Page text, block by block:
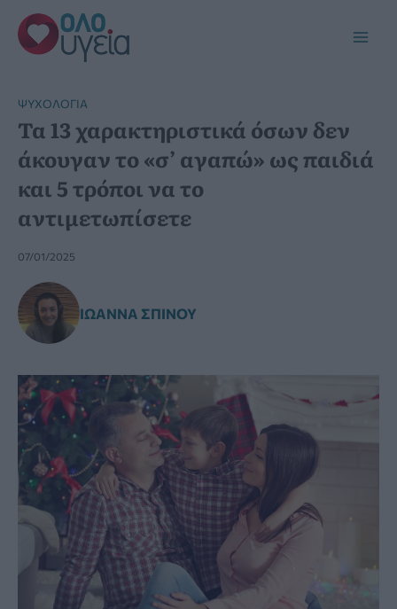
Μετάβαση
στο
περιεχόμενο
ΨΥΧΟΛΟΓΊΑ
Τα 13 χαρακτηριστικά όσων δεν
άκουγαν το «σ’ αγαπώ» ως παιδιά
και 5 τρόποι να το
αντιμετωπίσετε
07/01/2025
ΙΩΆΝΝΑ ΣΠΊΝΟΥ